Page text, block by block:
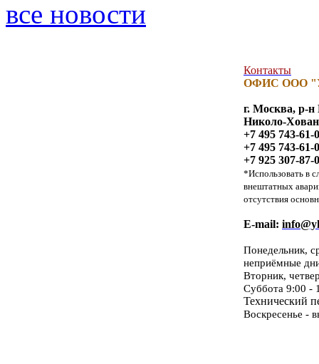
все новости
Контакты
ОФИС ООО
г. Москва, р-
Николо-
+7 495 743-61-
+7 495 743-61-
+7 925 307-87-
*Использовать в
внештатных
отсутствия
E-mail:
Понедельник,
неприёмные
Вторник,
Суббота 9:00 -
Технический
Воскресенье -